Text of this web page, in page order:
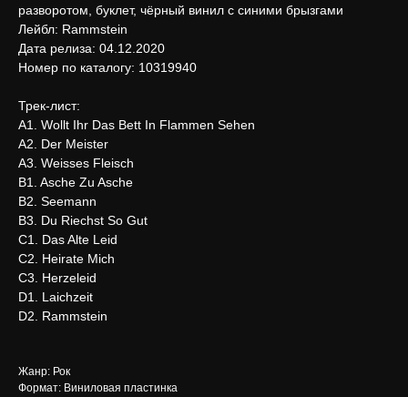
разворотом, буклет, чёрный винил с синими брызгами
Лейбл: Rammstein
Дата релиза: 04.12.2020
Номер по каталогу: 10319940
Трек-лист:
A1. Wollt Ihr Das Bett In Flammen Sehen
A2. Der Meister
A3. Weisses Fleisch
B1. Asche Zu Asche
B2. Seemann
B3. Du Riechst So Gut
C1. Das Alte Leid
C2. Heirate Mich
C3. Herzeleid
D1. Laichzeit
D2. Rammstein
Жанр: Рок
Формат: Виниловая пластинка